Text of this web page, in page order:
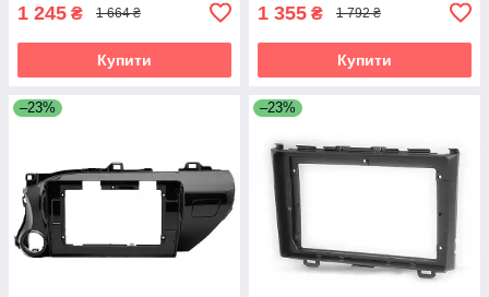
1 245 ₴ 1 664 ₴
Купити
1 355 ₴ 1 792 ₴
Купити
–23% –23%